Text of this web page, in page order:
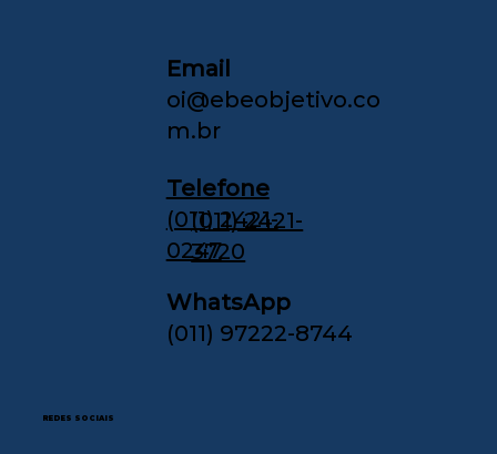
Email
oi@ebeobjetivo.co
m.br
Telefone
(011) 2421-
0247
(011) 2421-
3720
WhatsApp
(011) 97222-8744
REDES SOCIAIS